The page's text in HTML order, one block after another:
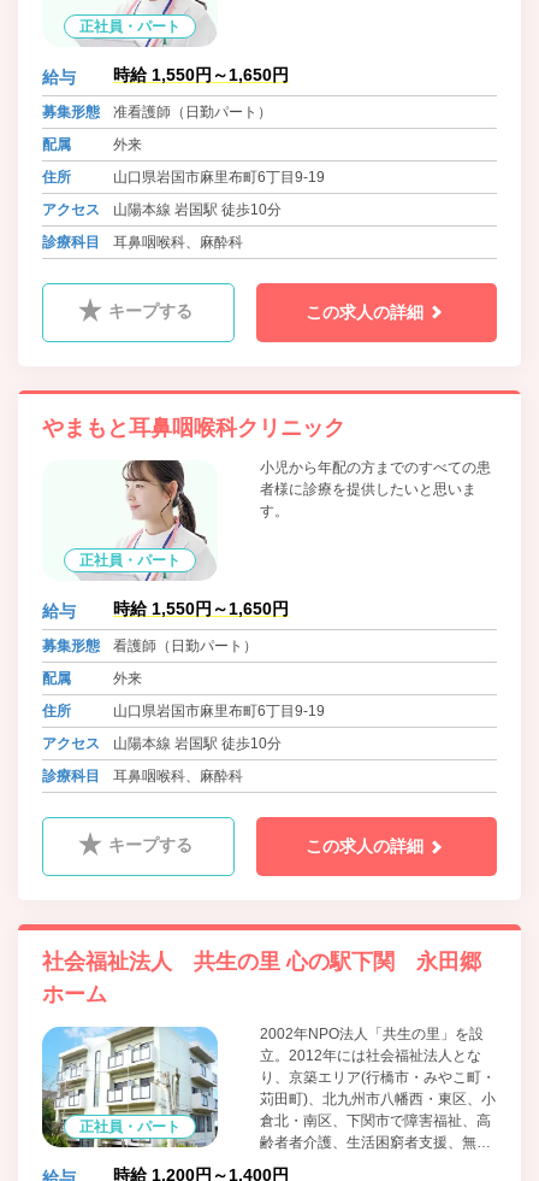
正社員・パート
給与 時給 1,550円～1,650円
募集形態
准看護師（日勤パート）
配属
外来
住所
山口県岩国市麻里布町6丁目9-19
アクセス
山陽本線 岩国駅 徒歩10分
診療科目
耳鼻咽喉科、麻酔科
キープする この求人の詳細
やまもと耳鼻咽喉科クリニック
正社員・パート
小児から年配の方までのすべての患
者様に診療を提供したいと思いま
す。
給与 時給 1,550円～1,650円
募集形態
看護師（日勤パート）
配属
外来
住所
山口県岩国市麻里布町6丁目9-19
アクセス
山陽本線 岩国駅 徒歩10分
診療科目
耳鼻咽喉科、麻酔科
キープする この求人の詳細
社会福祉法人 共生の里 心の駅下関 永田郷
ホーム
正社員・パート
2002年NPO法人「共生の里」を設
立。2012年には社会福祉法人とな
り、京築エリア(行橋市・みやこ町・
苅田町)、北九州市八幡西・東区、小
倉北・南区、下関市で障害福祉、高
齢者者介護、生活困窮者支援、無料
低額/日常生活住居支援施設、訪問看
時給 1,200円～1,400円